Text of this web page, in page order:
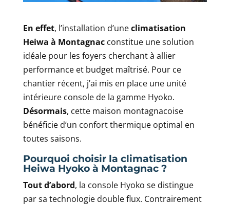
En effet, l’installation d’uneclimatisation
Heiwa à Montagnacconstitue une solution
idéale pour les foyers cherchant à allier
performance et budget maîtrisé. Pour ce
chantier récent, j’ai mis en place une unité
intérieure console de la gamme Hyoko.
Désormais, cette maison montagnacoise
bénéficie d’un confort thermique optimal en
toutes saisons.
Pourquoi choisir la climatisation
Heiwa Hyoko à Montagnac ?
Tout d’abord, la console Hyoko se distingue
par sa technologie double flux. Contrairement